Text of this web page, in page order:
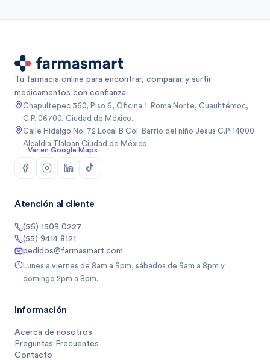
Tu farmacia online para encontrar, comparar y surtir
medicamentos con confianza.
Chapultepec 360, Piso 6, Oficina 1. Roma Norte, Cuauhtémoc,
C.P. 06700, Ciudad de México.
Calle Hidalgo No. 72 Local B Col. Barrio del niño Jesus C.P 14000
Alcaldia Tlalpan Ciudad de México
Ver en Google Maps
Atención al cliente
(56) 1509 0227
(55) 9414 8121
pedidos@farmasmart.com
Lunes a viernes de 8am a 9pm, sábados de 9am a 8pm y
domingo 2pm a 8pm.
Información
Acerca de nosotros
Preguntas Frecuentes
Contacto